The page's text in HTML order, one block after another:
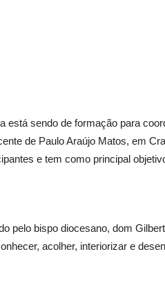
está sendo de formação para
de Paulo Araújo Matos, em
e tem como principal
pelo bispo diocesano, dom
acolher, interiorizar e